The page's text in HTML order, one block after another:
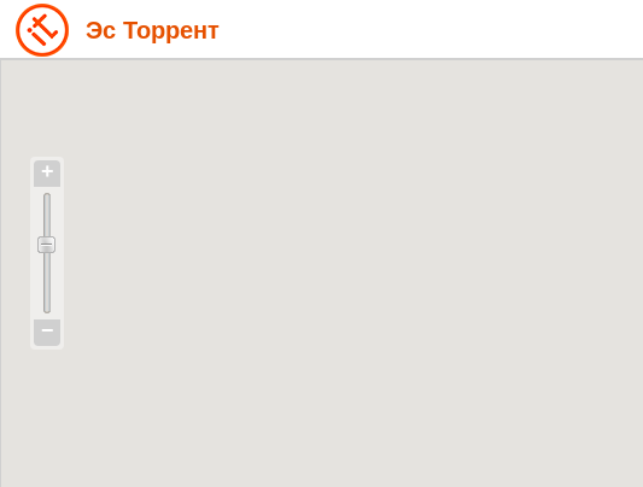
Эс Торрент
+
−